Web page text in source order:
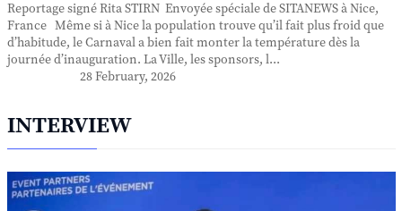
Reportage signé Rita STIRN Envoyée spéciale de SITANEWS à Nice,
France Même si à Nice la population trouve qu’il fait plus froid que
d’habitude, le Carnaval a bien fait monter la température dès la
journée d’inauguration. La Ville, les sponsors, l...
28 February, 2026
INTERVIEW